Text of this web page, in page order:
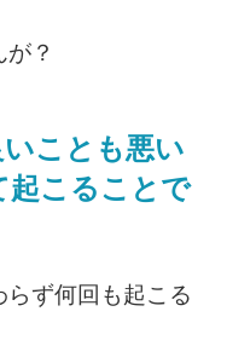
？
いことも悪い
起こることで
ず何回も起こる